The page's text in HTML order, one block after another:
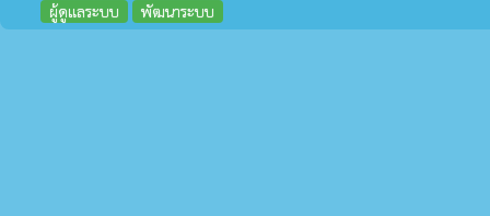
ผู้ดูแลระบบ พัฒนาระบบ